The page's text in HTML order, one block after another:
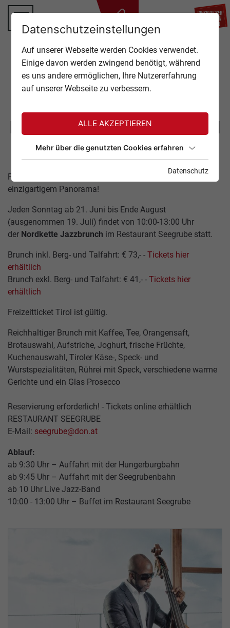
TOP OF INNSBRUCK
ANGEBOTE
GASTRONOMIE
TICKETS
SERVICE
HUNGERBURGBAHN
SEEGRUBENBAHN
ARCHITEKTUR
SOMMER
WINTER
RESTAURANT
SEEGRUBE
RESTAURANT
TOP
INNSBRUCK
&
HÜTTEN
INCENTIVES,
TAGUNGEN
GRUPPENANGEBOTE
BAHNTICKETS
PACKAGES
KONTAKT
TARIFE
JOBS
SOMMERBERGBAHNEN
ÜBER
UNS
BARRIEREFREIHEIT
SCHLIESSEN
TOP OF INNSBRUCK
ANGEBOTE
GASTRONOMIE
TICKETS
NORDKETTE JAZZBRUNCH
21. Juni 2026
Feinster Brunch untermalt von jazzigem Live-Sound und
einzigartigem Panorama!
Jeden Sonntag ab 21. Juni bis Ende August
(ausgenommen 19. Juli) findet von 10:00-13:00 Uhr
der Nordkette Jazzbrunch im Restaurant Seegrube statt.
Brunch inkl. Berg- und Talfahrt: € 73,- - Tickets hier
erhältlich
Brunch exkl. Berg- und Talfahrt: € 41,- - Tickets hier
erhältlich
Freizeitticket Tirol ist gültig.
Reichhaltiger Brunch mit Kaffee, Tee, Orangensaft,
Brotauswahl, Aufstriche, Joghurt, frische Früchte,
Kuchenauswahl, Tiroler Käse-, Speck- und
Wurstspezialitäten, Rührei mit Speck, verschiedene warme
Gerichte und ein Glas Prosecco
Reservierung erforderlich! - Tickets online erhältlich
RESTAURANT SEEGRUBE
E-Mail: seegrube@don.at
Ablauf:
ab 9:30 Uhr – Auffahrt mit der Hungerburgbahn
ab 9:45 Uhr – Auffahrt mit der Seegrubenbahn
ab 10 Uhr Live Jazz-Band
10:00 - 13:00 Uhr – Buffet im Restaurant Seegrube
Zurück zur Übersicht
Datenschutzeinstellungen
Auf unserer Webseite werden Cookies verwendet.
Einige davon werden zwingend benötigt, während
es uns andere ermöglichen, Ihre Nutzererfahrung
auf unserer Webseite zu verbessern.
ALLE AKZEPTIEREN
Mehr über die genutzten Cookies erfahren
Datenschutz